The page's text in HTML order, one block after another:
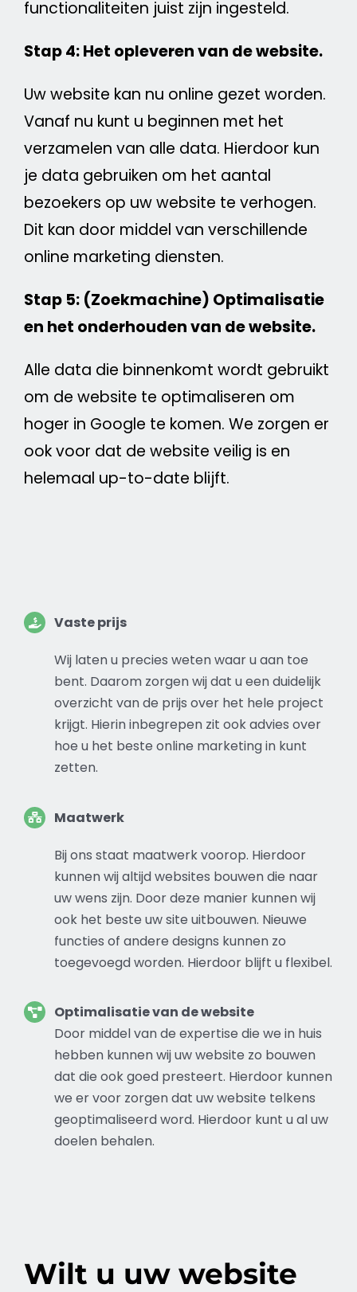
functionaliteiten juist zijn ingesteld.
Stap 4: Het opleveren van dewebsite.
Uwwebsite kan nu online gezet worden.
Vanaf nu kunt u beginnen met het
verzamelen van alle data. Hierdoor kun
je data gebruiken om het aantal
bezoekers op uwwebsite te verhogen.
Dit kan door middel van verschillende
online marketing diensten.
Stap 5: (Zoekmachine) Optimalisatie
en het onderhouden van dewebsite.
Alle data die binnenkomt wordt gebruikt
om de website te optimaliseren om
hoger in Google te komen. We zorgen er
ook voor dat de website veilig is en
helemaal up-to-date blijft.
Vasteprijs
Wij laten u precies weten waar u aan toe
bent. Daarom zorgen wij dat u een duidelijk
overzicht van de prijs over het hele project
krijgt. Hierin inbegrepen zit ook advies over
hoe u het besteonline marketingin kunt
zetten.
Maatwerk
Bij ons staat maatwerk voorop. Hierdoor
kunnen wij altijd websites bouwen die naar
uw wens zijn. Door deze manier kunnen wij
ook het beste uw site uitbouwen. Nieuwe
functies of andere designs kunnen zo
toegevoegd worden. Hierdoor blijft u flexibel.
Optimalisatie van dewebsite
Door middel van de expertise die we in huis
hebben kunnen wij uwwebsite zo bouwen
dat die ook goed presteert. Hierdoor kunnen
we er voor zorgen dat uwwebsite telkens
geoptimaliseerd word. Hierdoor kunt u al uw
doelen behalen.
Wilt u uw website